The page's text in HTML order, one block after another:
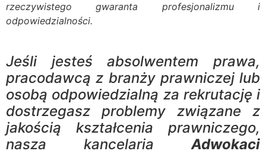
rzeczywistego gwaranta profesjonalizmu i
odpowiedzialności.
Jeśli jesteś absolwentem prawa,
pracodawcą z branży prawniczej lub
osobą odpowiedzialną za rekrutację i
dostrzegasz problemy związane z
jakością kształcenia prawniczego,
nasza kancelaria Adwokaci